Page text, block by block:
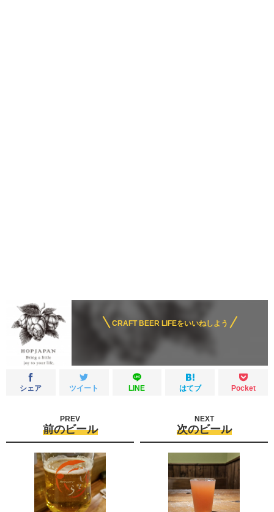
CRAFT BEER LIFEをいいねしよう
シェア ツイート LINE はてブ Pocket
前のビール
PREV
次のビール
NEXT